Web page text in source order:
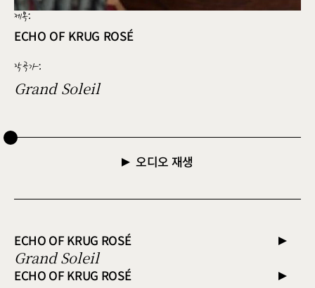
제목:
ECHO OF KRUG ROSÉ
작곡가:
Grand Soleil
오디오 재생
ECHO OF KRUG ROSÉ
Grand Soleil
ECHO OF KRUG ROSÉ